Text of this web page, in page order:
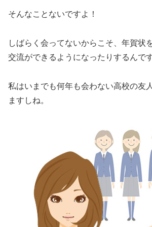
そんなことないですよ！
しばらく会ってないからこそ、年賀状
交流ができるようになったりするんです
私はいまでも何年も会わない高校の友
ますしね。